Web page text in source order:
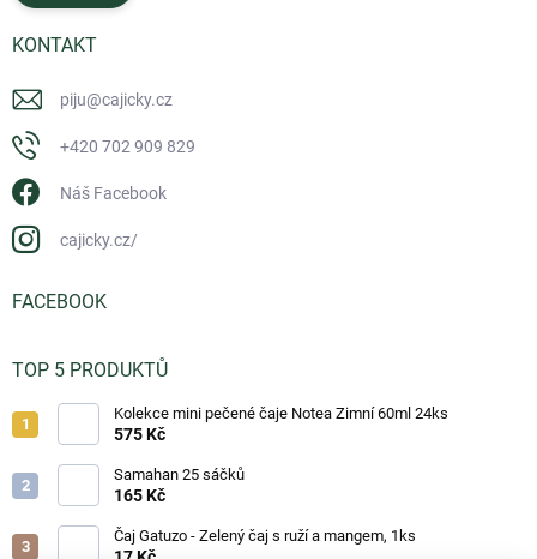
KONTAKT
piju@cajicky.cz
+420 702 909 829
Náš Facebook
cajicky.cz/
FACEBOOK
TOP 5 PRODUKTŮ
Kolekce mini pečené čaje Notea Zimní 60ml 24ks
575 Kč
Samahan 25 sáčků
165 Kč
Čaj Gatuzo - Zelený čaj s ruží a mangem, 1ks